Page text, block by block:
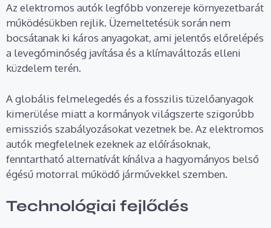
Az elektromos autók legfőbb vonzereje környezetbarát
működésükben rejlik. Üzemeltetésük során nem
bocsátanak ki káros anyagokat, ami jelentős előrelépés
a levegőminőség javítása és a klímaváltozás elleni
küzdelem terén.
A globális felmelegedés és a fosszilis tüzelőanyagok
kimerülése miatt a kormányok világszerte szigorúbb
emissziós szabályozásokat vezetnek be. Az elektromos
autók megfelelnek ezeknek az előírásoknak,
fenntartható alternatívát kínálva a hagyományos belső
égésű motorral működő járművekkel szemben.
Technológiai fejlődés